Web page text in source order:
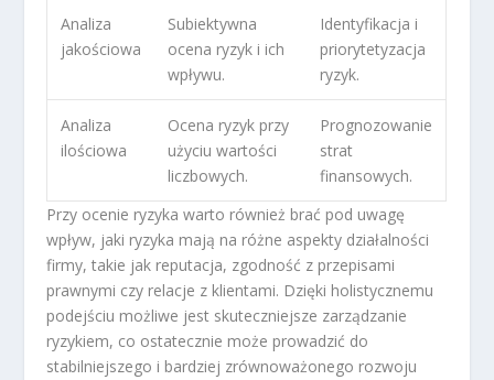
Analiza
jakościowa
Subiektywna
ocena ryzyk i ich
wpływu.
Identyfikacja i
priorytetyzacja
ryzyk.
Analiza
ilościowa
Ocena ryzyk przy
użyciu wartości
liczbowych.
Prognozowanie
strat
finansowych.
Przy ocenie ryzyka warto również brać pod uwagę
wpływ, jaki ryzyka mają na różne aspekty działalności
firmy, takie jak reputacja, zgodność z przepisami
prawnymi czy relacje z klientami. Dzięki holistycznemu
podejściu możliwe jest skuteczniejsze zarządzanie
ryzykiem, co ostatecznie może prowadzić do
stabilniejszego i bardziej zrównoważonego rozwoju